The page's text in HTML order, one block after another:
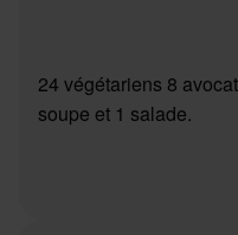
24 végétariens 8
soupe et 1 salade.